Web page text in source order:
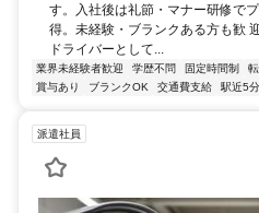
す。入社後は礼節・マナー研修で
得。未経験・ブランクある方も歓
ドライバーとして...
業界未経験者歓迎 学歴不問 固定時間制
賞与あり
ブランクOK 交通費支給 駅近5
派遣社員